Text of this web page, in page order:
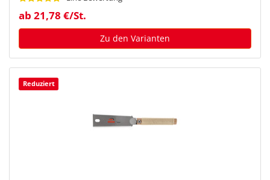
ab 21,78 €/St.
Zu den Varianten
Reduziert